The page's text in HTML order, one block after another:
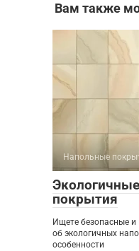
Вам также
Напольные
покрытия
Ищете безопасные
об экологичных
особенности